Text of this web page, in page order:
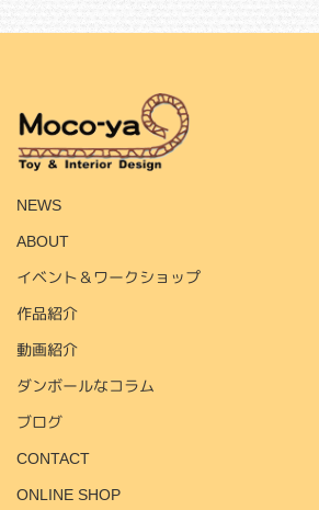
NEWS
ABOUT
イベント＆ワークショップ
作品紹介
動画紹介
ダンボールなコラム
ブログ
CONTACT
ONLINE SHOP